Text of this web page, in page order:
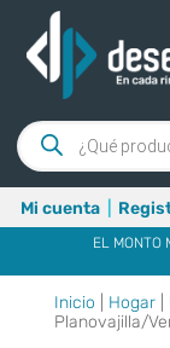
Búsqueda
de
productos
Mi cuenta
EL MONTO
Inicio Hogar|
Planovajilla/